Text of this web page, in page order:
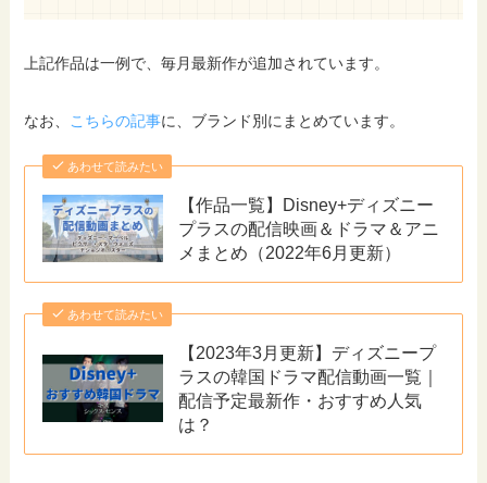
上記作品は一例で、毎月最新作が追加されています。
なお、 こちらの記事に、ブランド別にまとめています。
あわせて読みたい
【作品一覧】Disney+ディズニー
プラスの配信映画＆ドラマ＆アニ
メまとめ（2022年6月更新）
あわせて読みたい
【2023年3月更新】ディズニープ
ラスの韓国ドラマ配信動画一覧｜
配信予定最新作・おすすめ人気
は？